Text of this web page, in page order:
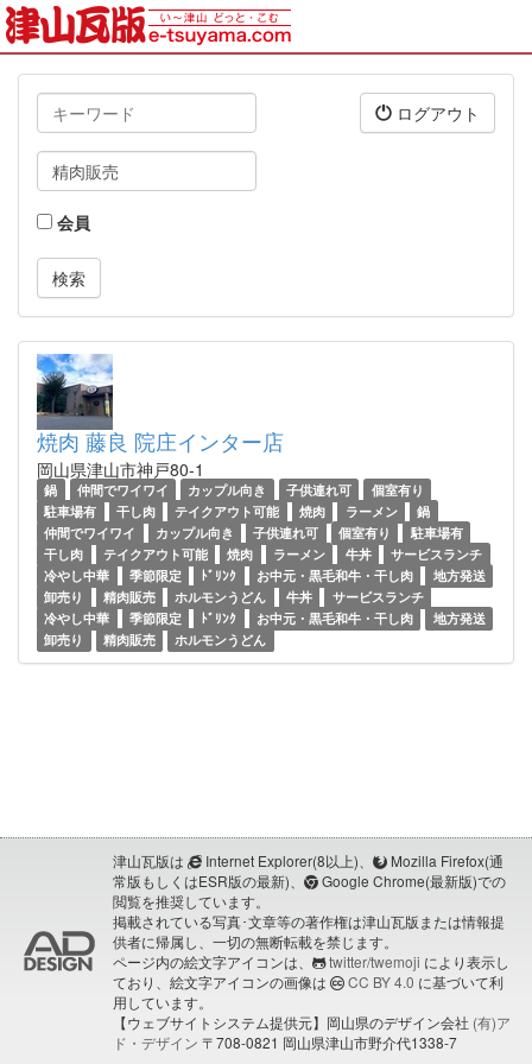
キ
ー
ワ
ド
タ
グ
会員
ログアウト
焼肉 藤良 院庄インター店
岡山県津山市神戸80-1
鍋 仲間でワイワイ カップル向き 子供連れ可
個室有り
駐車場有
干し肉 テイクアウト可能 焼肉 ラーメン
鍋
仲間でワイワイ
カップル向き 子供連れ可 個室有り
駐車場有
干し肉
テイクアウト可能 焼肉 ラーメン 牛丼
サービスランチ
冷やし中華
季節限定 ﾄﾞﾘﾝｸ お中元・黒毛和牛・干し肉
地方発送
卸売り
精肉販売 ホルモンうどん 牛丼
サービスランチ
冷やし中華
季節限定 ﾄﾞﾘﾝｸ お中元・黒毛和牛・干し肉
地方発送
卸売り
精肉販売 ホルモンうどん
津山瓦版は Internet Explorer(8以上)、
Mozilla Firefox(通
常版もしくはESR版の最新)、
Google Chrome(最新版)での
閲覧を推奨しています。
掲載されている写真･文章等の著作権は津山瓦版または情報提
供者に帰属し、一切の無断転載を禁じます。
ページ内の絵文字アイコンは、
twitter/twemoji により表示し
ており、絵文字アイコンの画像は
CC BY 4.0 に基づいて利
用しています。
【ウェブサイトシステム提供元】岡山県のデザイン会社 (有)ア
ド・デザイン 〒708-0821 岡山県津山市野介代1338-7